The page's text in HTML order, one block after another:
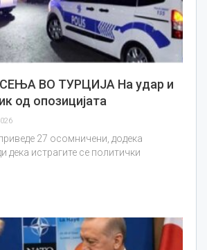
ВО ТУРЦИЈА На удар и
од опозицијата
27 осомничени, додека
дека истрагите се политички